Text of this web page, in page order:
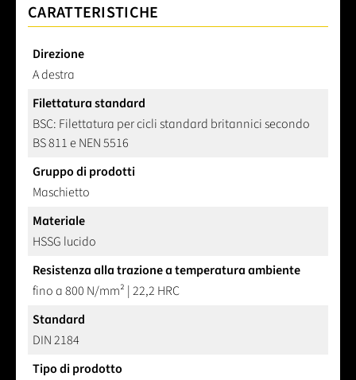
CARATTERISTICHE
Direzione
A destra
Filettatura standard
BSC: Filettatura per cicli standard britannici secondo
BS 811 e NEN 5516
Gruppo di prodotti
Maschietto
Materiale
HSSG lucido
Resistenza alla trazione a temperatura ambiente
fino a 800 N/mm² | 22,2 HRC
Standard
DIN 2184
Tipo di prodotto